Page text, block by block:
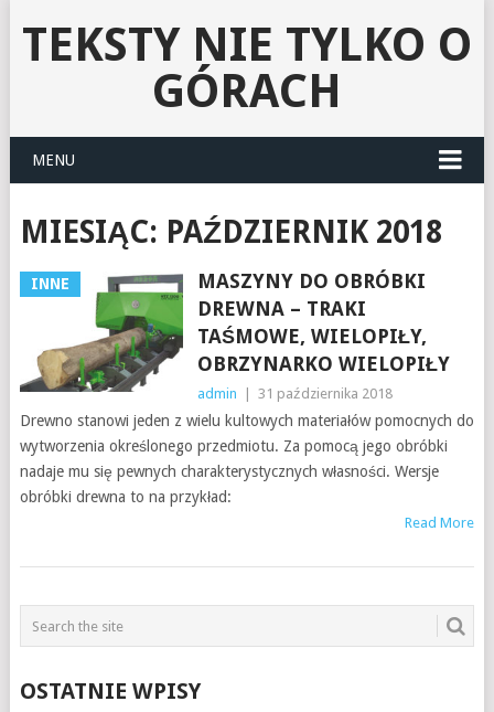
TEKSTY NIE TYLKO O
GÓRACH
MENU
MIESIĄC: PAŹDZIERNIK 2018
INNE
MASZYNY DO OBRÓBKI
DREWNA – TRAKI
TAŚMOWE, WIELOPIŁY,
OBRZYNARKO WIELOPIŁY
admin 31 października 2018
Drewno stanowi jeden z wielu kultowych materiałów pomocnych do
wytworzenia określonego przedmiotu. Za pomocą jego obróbki
nadaje mu się pewnych charakterystycznych własności. Wersje
obróbki drewna to na przykład:
Read More
OSTATNIE WPISY